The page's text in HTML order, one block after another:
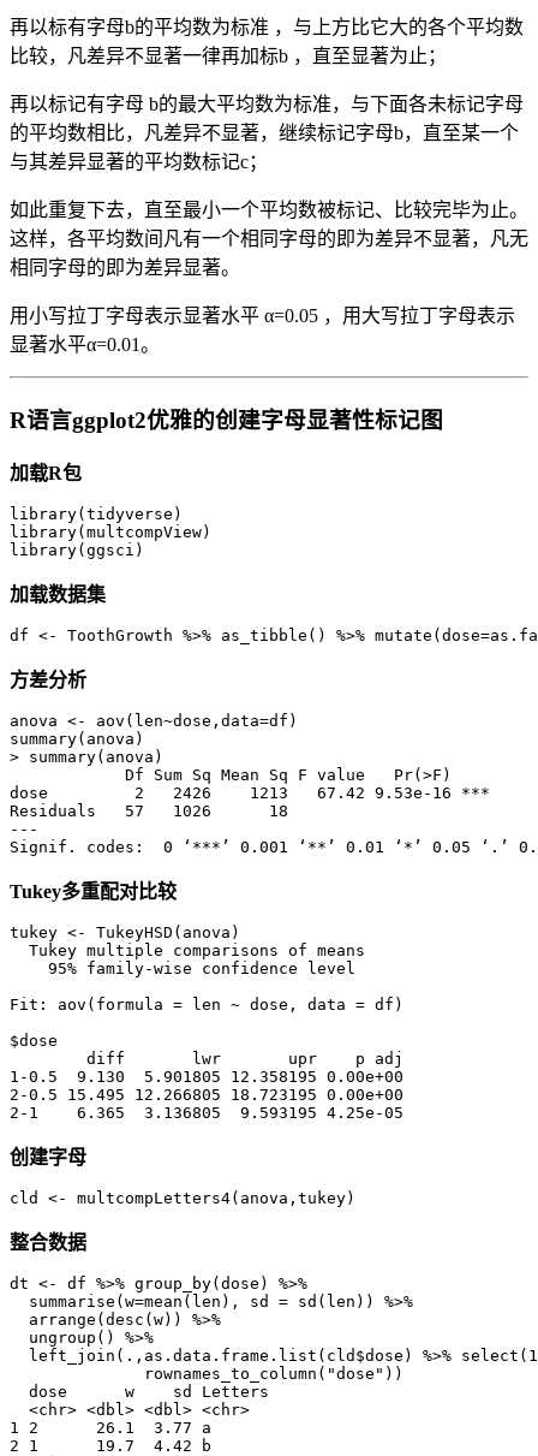
再以标有字母b的平均数为标准 ，与上方比它大的各个平均数
比较，凡差异不显著一律再加标b ，直至显著为止；
再以标记有字母 b的最大平均数为标准，与下面各未标记字母
的平均数相比，凡差异不显著，继续标记字母b，直至某一个
与其差异显著的平均数标记c；
如此重复下去，直至最小一个平均数被标记、比较完毕为止。
这样，各平均数间凡有一个相同字母的即为差异不显著，凡无
相同字母的即为差异显著。
用小写拉丁字母表示显著水平 α=0.05 ，用大写拉丁字母表示
显著水平α=0.01。
R语言ggplot2优雅的创建字母显著性标记图
加载R包
library(tidyverse)
library(multcompView)
加载数据集
df <- ToothGrowth %>% as_tibble() %>%
方差分析
anova <- aov(len~dose,data=df)
summary(anova)
> summary(anova)
            Df Sum Sq Mean Sq F value   Pr(>F)
dose         2   2426    1213   67.42 9.53e-16 ***
Residuals   57   1026      18
---
Tukey多重配对比较
tukey <- TukeyHSD(anova)
  Tukey multiple comparisons of means
    95% family-wise confidence level
Fit: aov(formula = len ~ dose, data = df)
$dose
        diff       lwr       upr    p adj
1-0.5  9.130  5.901805 12.358195 0.00e+00
2-0.5 15.495 12.266805 18.723195 0.00e+00
创建字母
cld <- multcompLetters4(anova,tukey)
整合数据
dt <- df %>% group_by(dose) %>%
  summarise(w=mean(len), sd = sd(len)) %>%
  arrange(desc(w)) %>%
  ungroup() %>%
left_join(.,as.data.frame.list(cld$dose) %>%
              rownames_to_column("dose"))
  dose      w    sd Letters
  <chr> <dbl> <dbl> <chr>
1 2      26.1  3.77 a
2 1      19.7  4.42 b